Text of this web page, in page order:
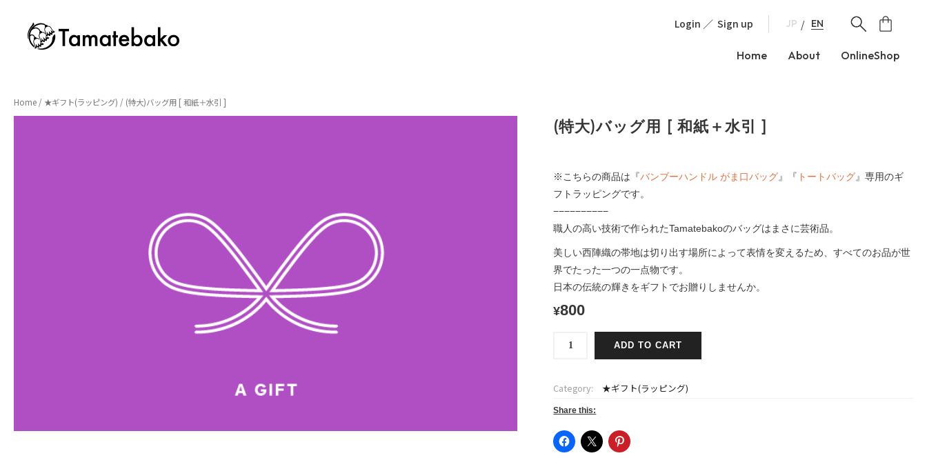
Login Sign up JP EN
Home About OnlineShop
Home / ★ギフト(ラッピング) / (特大)バッグ用 [ 和紙＋水引 ]
(特大)バッグ用 [ 和紙＋水引 ]
※こちらの商品は『バンブーハンドル がま口バッグ』『 トートバッグ』専用のギ
フトラッピングです。
−−−−−−−−−−
職人の高い技術で作られたTamatebakoのバッグはまさに芸術品。
美しい西陣織の帯地は切り出す場所によって表情を変えるため、すべてのお品が世
界でたった一つの一点物です。
日本の伝統の輝きをギフトでお贈りしませんか。
¥800
グ
用
和
紙
ADD TO CART
Category: ★ギフト(ラッピング)
Share this: